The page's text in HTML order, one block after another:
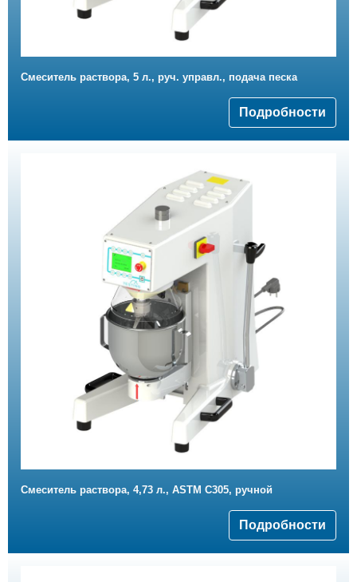
Смеситель раствора, 5 л., руч. управл., подача песка
Подробности
Смеситель раствора, 4,73 л., ASTM С305, ручной
Подробности